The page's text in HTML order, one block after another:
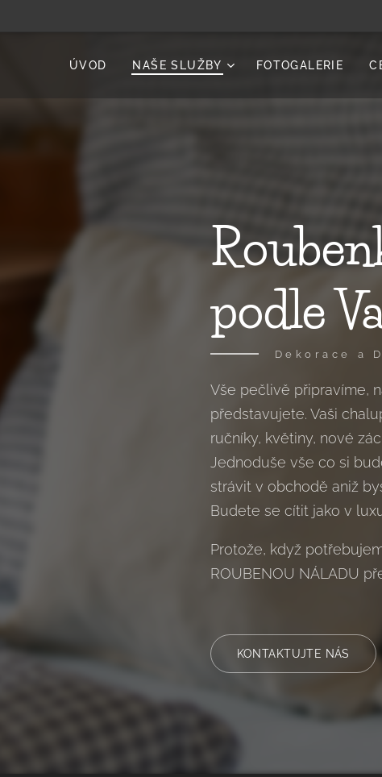
ÚVOD NAŠE SLUŽBY FOTOGALERIE
podle
Dekorace a
Vše pečlivě připravíme,
představujete. Vaši
ručníky, květiny, nové
Jednoduše vše co si
strávit v obchodě aniž
Budete se cítit jako v
Protože, když
ROUBENOU NÁLADU
KONTAKTUJTE NÁS